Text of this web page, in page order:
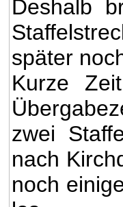
Deshalb
später
Kurze
zwei
nach
noch